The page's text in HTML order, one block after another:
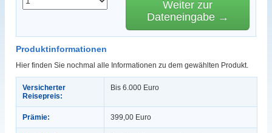
Weiter zur
Dateneingabe →
Produktinformationen
Hier finden Sie nochmal alle Informationen zu dem gewählten Produkt.
Versicherter
Reisepreis:
Bis 6.000 Euro
Prämie: 399,00 Euro